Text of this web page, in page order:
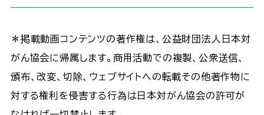
＊掲載動画コンテンツの著作権は、公益財団法人日本対
がん協会に帰属します。商用活動での複製、公衆送信、
頒布、改変、切除、ウェブサイトへの転載その他著作物に
対する権利を侵害する行為は日本対がん協会の許可が